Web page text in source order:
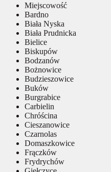
Miejscowość
Bardno
Biała Nyska
Biała Prudnicka
Bielice
Biskupów
Bodzanów
Bożnowice
Budzieszowice
Buków
Burgrabice
Carbielin
Chróścina
Cieszanowice
Czarnolas
Domaszkowice
Frączków
Frydrychów